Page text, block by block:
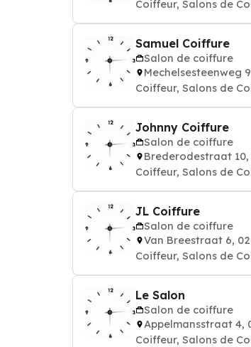
Coiffeur, Salons de
Samuel Coiffure
Salon de coiffure
Mechelsesteenweg
Coiffeur, Salons de
Johnny Coiffure
Salon de coiffure
Brederodestraat 10,
Coiffeur, Salons de
JL Coiffure
Salon de coiffure
Van Breestraat 6,
Coiffeur, Salons de
Le Salon
Salon de coiffure
Appelmansstraat 4,
Coiffeur, Salons de